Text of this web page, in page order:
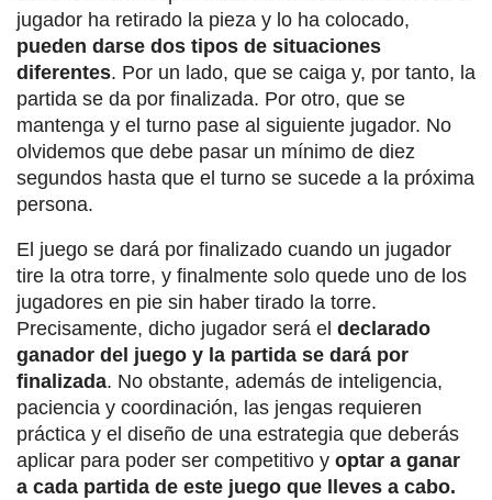
jugador ha retirado la pieza y lo ha colocado,
pueden darse dos tipos de situaciones
diferentes. Por un lado, que se caiga y, por tanto, la
partida se da por finalizada. Por otro, que se
mantenga y el turno pase al siguiente jugador. No
olvidemos que debe pasar un mínimo de diez
segundos hasta que el turno se sucede a la próxima
persona.
El juego se dará por finalizado cuando un jugador
tire la otra torre, y finalmente solo quede uno de los
jugadores en pie sin haber tirado la torre.
Precisamente, dicho jugador será el declarado
ganador del juego y la partida se dará por
finalizada. No obstante, además de inteligencia,
paciencia y coordinación, las jengas requieren
práctica y el diseño de una estrategia que deberás
aplicar para poder ser competitivo y optar a ganar
a cada partida de este juego que lleves a cabo.